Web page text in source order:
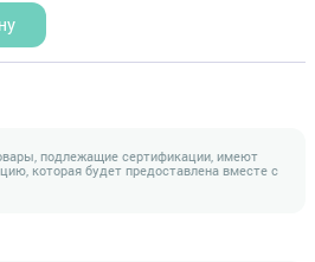
подлежащие сертификации, имеют
которая будет предоставлена вместе с